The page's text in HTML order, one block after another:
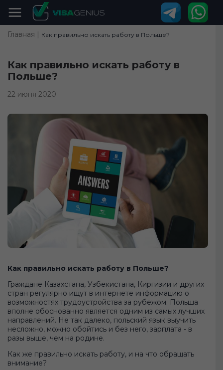
Главная | Как правильно искать работу в Польше?
Как правильно искать работу в
Польше?
22 июня 2020
Как правильно искать работу в Польше?
Граждане Казахстана, Узбекистана, Киргизии и других
стран регулярно ищут в интернете информацию о
возможностях трудоустройства за рубежом. Польша
вполне обоснованно является одним из самых лучших
направлений. Не так далеко, польский язык выучить
несложно, можно обойтись и без него, зарплата - в
разы выше, чем на родине.
Как же правильно искать работу, и на что обращать
внимание?